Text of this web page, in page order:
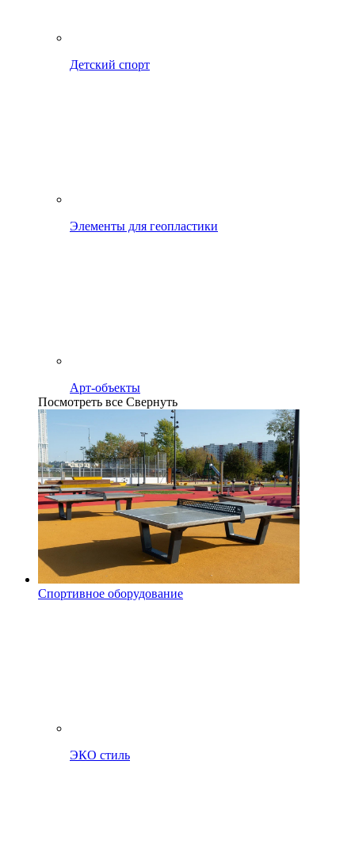
Детский спорт
Элементы для геопластики
Арт-объекты
Посмотреть все Свернуть
Спортивное оборудование
ЭКО стиль